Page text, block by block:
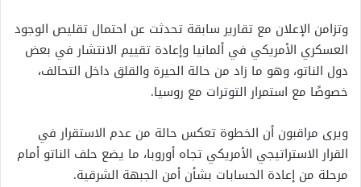
وتزامن الإعلان مع تقارير سابقة تحدثت عن احتمال تقليص الوجود
العسكري الأمريكي في ألمانيا وإعادة تقييم الانتشار في بعض
دول الناتو، وهو ما زاد من حالة الحيرة والقلق داخل التحالف،
خصوصًا مع استمرار التوترات مع روسيا.
ويرى مراقبون أن الخطوة تعكس حالة من عدم الاستقرار في
القرار الاستراتيجي الأمريكي تجاه أوروبا، ما يضع حلف الناتو أمام
مرحلة من إعادة الحسابات بشأن أمن الجبهة الشرقية.